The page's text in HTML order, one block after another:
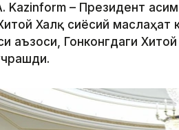
Kazinform – Президент
Халқ сиёсий
аъзоси, Гонконгдаги